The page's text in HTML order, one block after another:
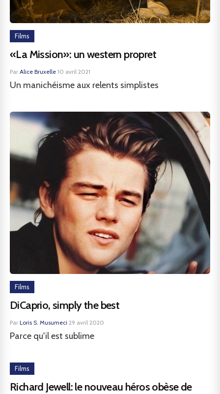
Films
«La Mission»: un western propret
Par Alice Bruxelle·10 avril 2021
Un manichéisme aux relents simplistes
Films
DiCaprio, simply the best
Par Loris S. Musumeci·29 avril 2020
Parce qu'il est sublime
Films
Richard Jewell: le nouveau héros obèse de